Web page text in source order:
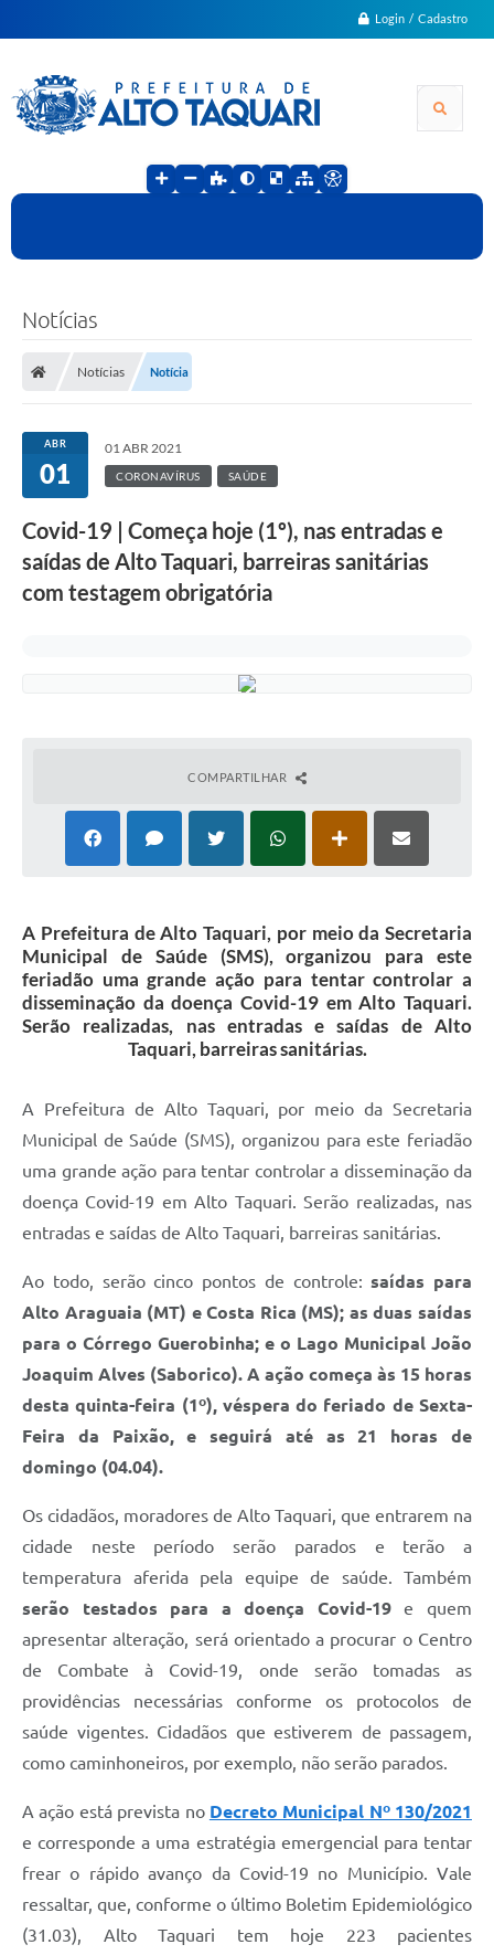
Login / Cadastro
Notícias
Notícias Notícia
ABR
01
01 ABR 2021
CORONAVÍRUS SAÚDE
Covid-19 | Começa hoje (1º), nas entradas e
saídas de Alto Taquari, barreiras sanitárias
com testagem obrigatória
COMPARTILHAR
A Prefeitura de Alto Taquari, por meio da Secretaria
Municipal de Saúde (SMS), organizou para este
feriadão uma grande ação para tentar controlar a
disseminação da doença Covid-19 em Alto Taquari.
Serão realizadas, nas entradas e saídas de Alto
Taquari, barreiras sanitárias.
A Prefeitura de Alto Taquari, por meio da Secretaria
Municipal de Saúde (SMS), organizou para este feriadão
uma grande ação para tentar controlar a disseminação da
doença Covid-19 em Alto Taquari. Serão realizadas, nas
entradas e saídas de Alto Taquari, barreiras sanitárias.
Ao todo, serão cinco pontos de controle:saídas para
Alto Araguaia (MT) e Costa Rica (MS); as duas saídas
para o Córrego Guerobinha; e o Lago Municipal João
Joaquim Alves (Saborico). A ação começa às 15 horas
desta quinta-feira (1º), véspera do feriado de Sexta-
Feira da Paixão, e seguirá até as 21 horas de
domingo (04.04).
Os cidadãos, moradores de Alto Taquari, que entrarem na
cidade neste período serão parados e terão a
temperatura aferida pela equipe de saúde. Também
serão testados para a doença Covid-19e quem
apresentar alteração, será orientado a procurar o Centro
de Combate à Covid-19, onde serão tomadas as
providências necessárias conforme os protocolos de
saúde vigentes. Cidadãos que estiverem de passagem,
como caminhoneiros, por exemplo, não serão parados.
A ação está prevista no Decreto Municipal Nº 130/2021
e corresponde a uma estratégia emergencial para tentar
frear o rápido avanço da Covid-19 no Município. Vale
ressaltar, que, conforme o último Boletim Epidemiológico
(31.03), Alto Taquari tem hoje 223 pacientes